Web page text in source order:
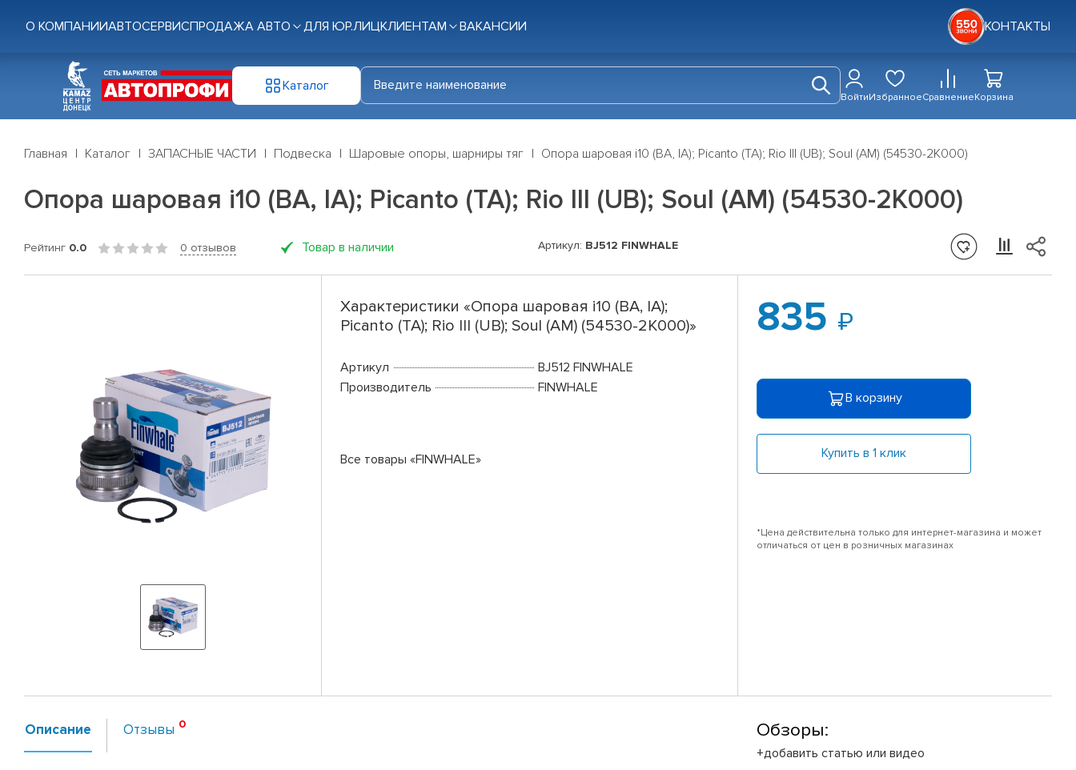
О КОМПАНИИАВТОСЕРВИСПРОДАЖА АВТО ДЛЯ ЮР.ЛИЦКЛИЕНТАМ ВАКАНСИИ КОНТАКТЫ
Каталог
ВойтиИзбранноеСравнениеКорзина
Главная Каталог ЗАПАСНЫЕ ЧАСТИ Подвеска Шаровые опоры, шарниры тяг Опора шаровая i10 (BA, IA); Picanto (TA); Rio III (UB); Soul (AM) (54530-2K000)
Опора шаровая i10 (BA, IA); Picanto (TA); Rio III (UB); Soul (AM) (54530-2K000)
Рейтинг 0.0 0 отзывов Товар в наличии Артикул: BJ512 FINWHALE
Характеристики «Опора шаровая i10 (BA, IA);
Picanto (TA); Rio III (UB); Soul (AM) (54530-2K000)»
Артикул
BJ512 FINWHALE
Производитель
FINWHALE
Все товары «FINWHALE»
835
В корзину
Купить в 1 клик
*Цена действительна только для интернет-магазина и может
отличаться от цен в розничных магазинах
Описание Отзывы Обзоры:
+добавить статью или видео